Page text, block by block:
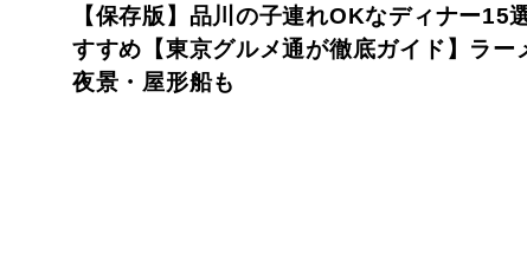
【保存版】品川の子連れOKなディナー15
すすめ【東京グルメ通が徹底ガイド】ラー
夜景・屋形船も